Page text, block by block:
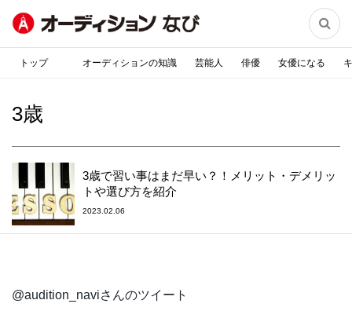

トップ オーディションの知識 芸能人 俳優 女優になる
3歳
3歳で習い事はまだ早い？！メリット・デメリッ
トや選び方を紹介
2023.02.06
@audition_naviさんのツイート